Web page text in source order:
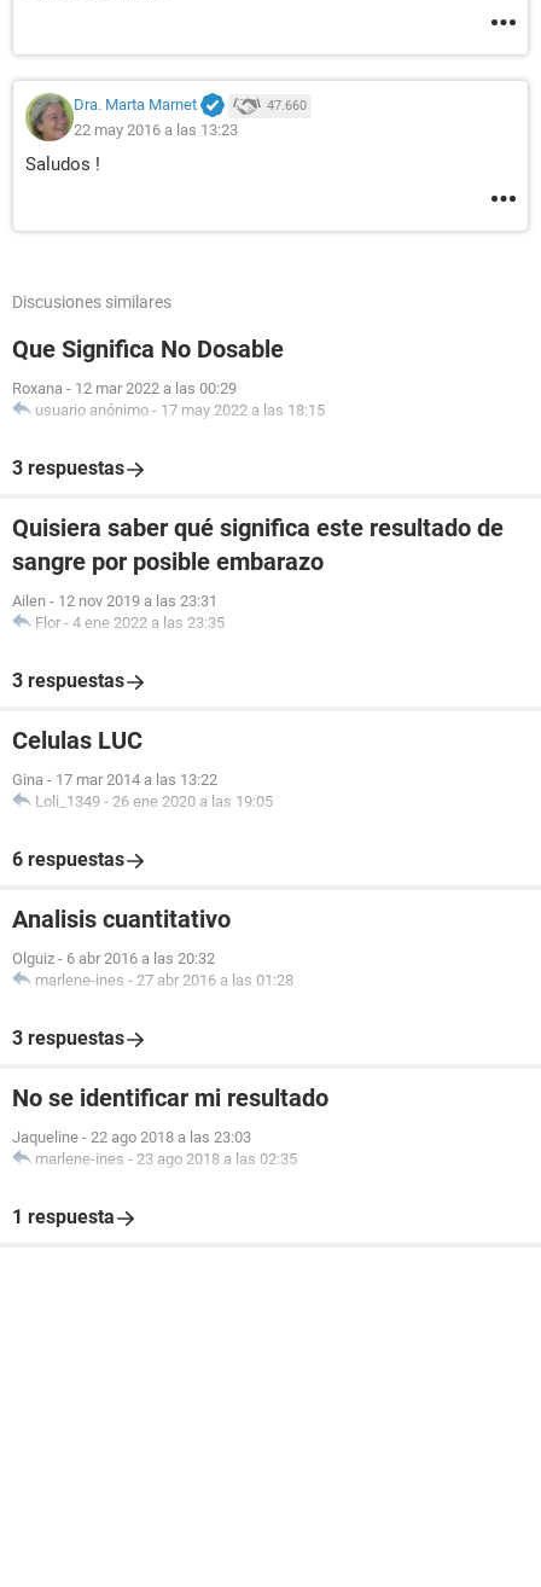
Dra. Marta Marnet 47.660
22 may 2016 a las 13:23
Saludos !
Discusiones similares
Que Significa No Dosable
Roxana - 12 mar 2022 a las 00:29
usuario anónimo - 17 may 2022 a las 18:15
3 respuestas
Quisiera saber qué significa este resultado de
sangre por posible embarazo
Ailen - 12 nov 2019 a las 23:31
Flor - 4 ene 2022 a las 23:35
3 respuestas
Celulas LUC
Gina - 17 mar 2014 a las 13:22
Loli_1349 - 26 ene 2020 a las 19:05
6 respuestas
Analisis cuantitativo
Olguiz - 6 abr 2016 a las 20:32
marlene-ines - 27 abr 2016 a las 01:28
3 respuestas
No se identificar mi resultado
Jaqueline - 22 ago 2018 a las 23:03
marlene-ines - 23 ago 2018 a las 02:35
1 respuesta